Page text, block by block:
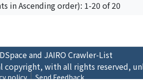
in Ascending order): 1-20 of 20
and JAIRO Crawler-List
copyright, with all rights reserved,
policy Send Feedback